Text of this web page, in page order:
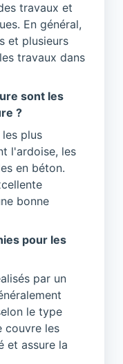
travaux et
En général,
et plusieurs
travaux dans
sont les
?
plus
l'ardoise, les
en béton.
bonne
pour les
par un
le type
couvre les
et assure la